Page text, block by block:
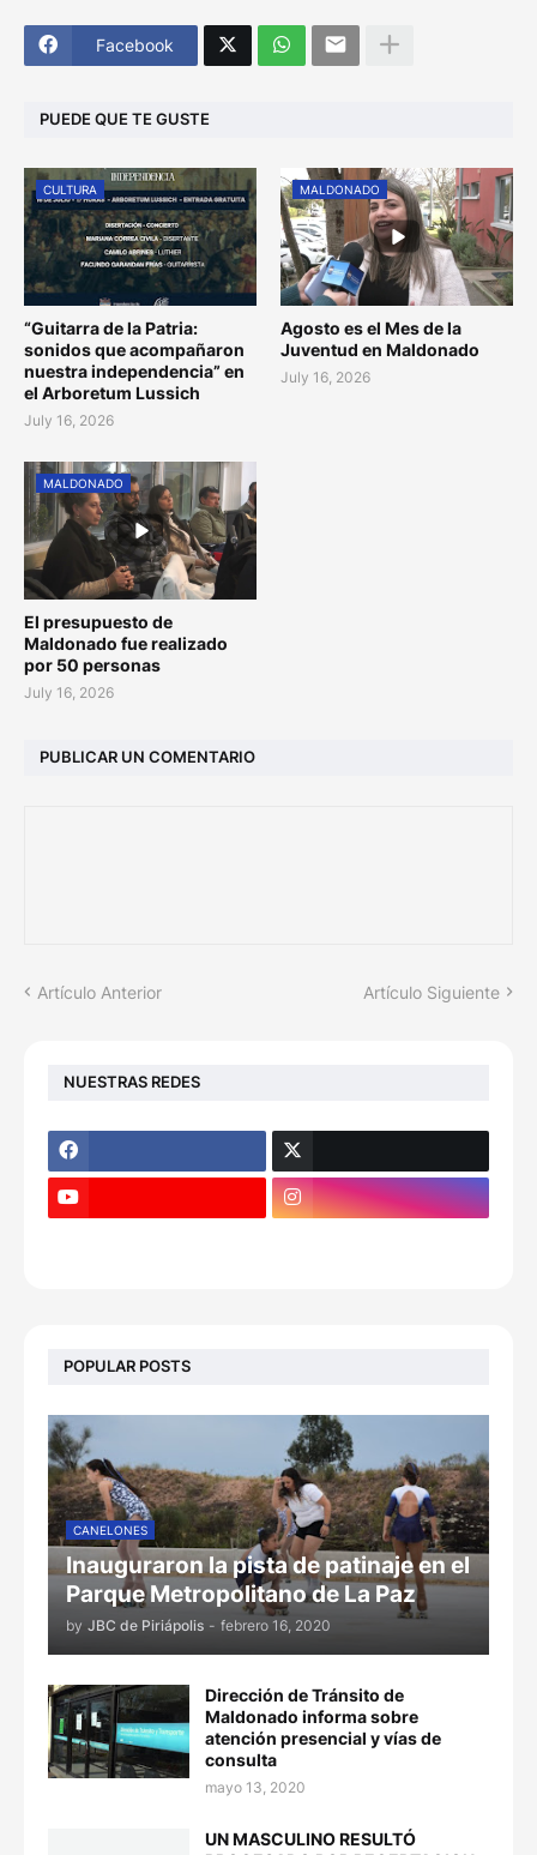
Facebook
PUEDE QUE TE GUSTE
CULTURA
“Guitarra de la Patria:
sonidos que acompañaron
nuestra independencia” en
el Arboretum Lussich
July 16, 2026
MALDONADO
Agosto es el Mes de la
Juventud en Maldonado
July 16, 2026
MALDONADO
El presupuesto de
Maldonado fue realizado
por 50 personas
July 16, 2026
PUBLICAR UN COMENTARIO
Artículo Anterior Artículo Siguiente
NUESTRAS REDES
POPULAR POSTS
CANELONES
Inauguraron la pista de patinaje en el
Parque Metropolitano de La Paz
by JBC de Piriápolis - febrero 16, 2020
Dirección de Tránsito de
Maldonado informa sobre
atención presencial y vías de
consulta
mayo 13, 2020
UN MASCULINO RESULTÓ